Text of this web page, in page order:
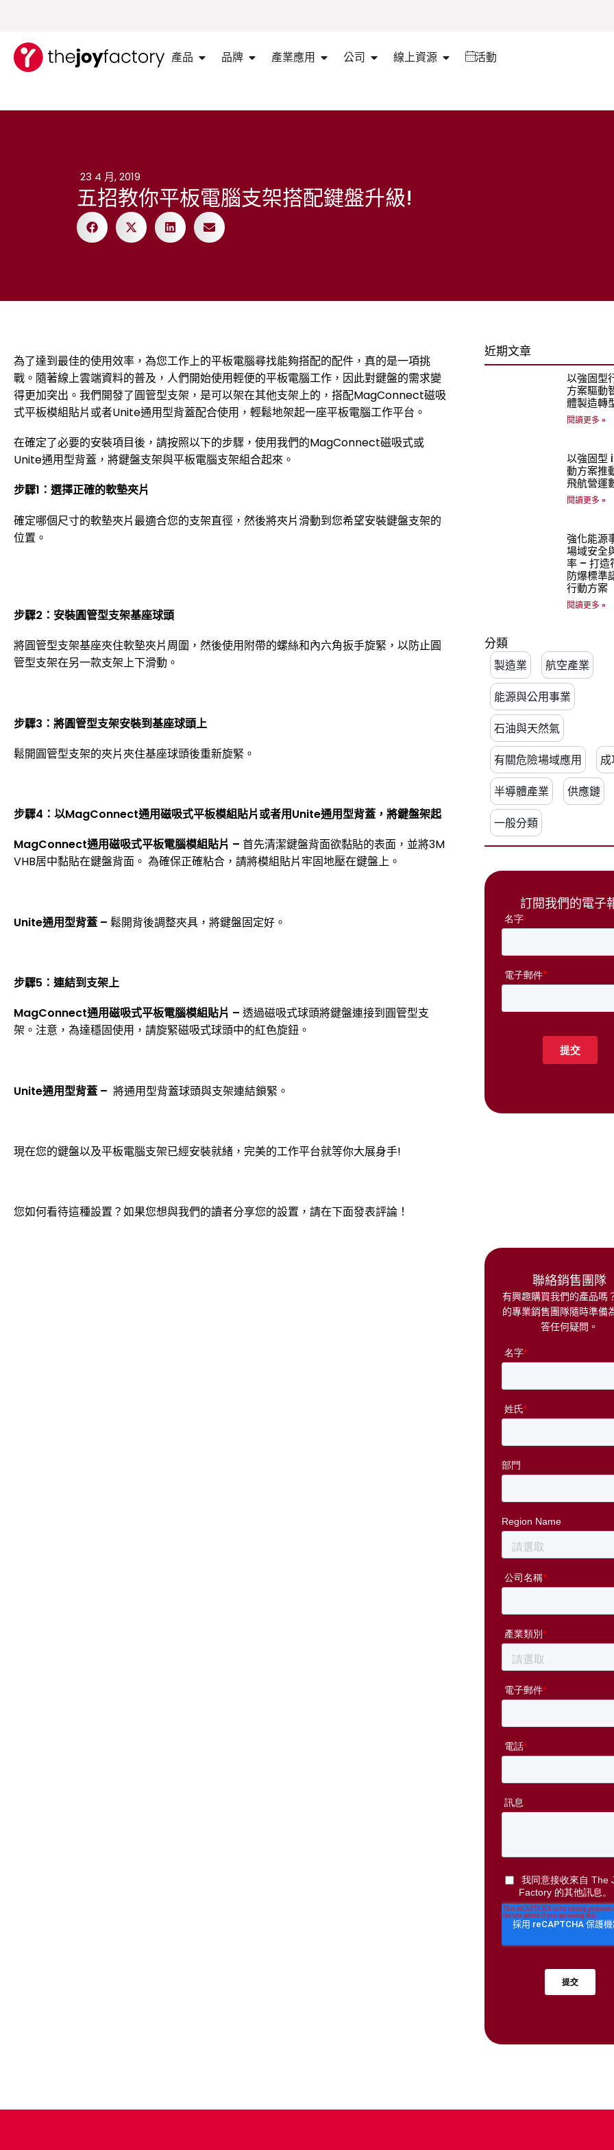
產品 品牌 產業應用 公司 線上資源 活動
23 4 月, 2019
五招教你平板電腦支架搭配鍵盤升級!
為了達到最佳的使用效率，為您工作上的平板電腦尋找能夠搭配的配件，真的是一項挑
戰。隨著線上雲端資料的普及，人們開始使用輕便的平板電腦工作，因此對鍵盤的需求變
得更加突出。我們開發了圓管型支架，是可以架在其他支架上的，搭配MagConnect磁吸
式平板模組貼片或者Unite通用型背蓋配合使用，輕鬆地架起一座平板電腦工作平台。
在確定了必要的安裝項目後，請按照以下的步驟，使用我們的MagConnect磁吸式或
Unite通用型背蓋，將鍵盤支架與平板電腦支架組合起來。
步驟1：選擇正確的軟墊夾片
確定哪個尺寸的軟墊夾片最適合您的支架直徑，然後將夾片滑動到您希望安裝鍵盤支架的
位置。
步驟2：安裝圓管型支架基座球頭
將圓管型支架基座夾住軟墊夾片周圍，然後使用附帶的螺絲和內六角扳手旋緊，以防止圓
管型支架在另一款支架上下滑動。
步驟3：將圓管型支架安裝到基座球頭上
鬆開圓管型支架的夾片夾住基座球頭後重新旋緊。
步驟4：以MagConnect通用磁吸式平板模組貼片或者用Unite通用型背蓋，將鍵盤架起
MagConnect通用磁吸式平板電腦模組貼片 – 首先清潔鍵盤背面欲黏貼的表面，並將3M
VHB居中黏貼在鍵盤背面。 為確保正確粘合，請將模組貼片牢固地壓在鍵盤上。
Unite通用型背蓋 – 鬆開背後調整夾具，將鍵盤固定好。
步驟5：連結到支架上
MagConnect通用磁吸式平板電腦模組貼片 – 透過磁吸式球頭將鍵盤連接到圓管型支
架。注意，為達穩固使用，請旋緊磁吸式球頭中的紅色旋鈕。
Unite通用型背蓋 – 將通用型背蓋球頭與支架連結鎖緊。
現在您的鍵盤以及平板電腦支架已經安裝就緒，完美的工作平台就等你大展身手!
您如何看待這種設置？如果您想與我們的讀者分享您的設置，請在下面發表評論！
近期文章
以強固型
方案驅動
體製造轉
閱讀更多 »
以強固型
動方案推
飛航營運
閱讀更多 »
強化能源
場域安全
率 – 打造
防爆標準
行動方案
閱讀更多 »
分類
製造業 航空產業
能源與公用事業
石油與天然氣
有關危險場域應用 成
半導體產業 供應鏈
一般分類
訂閱我們的電子
聯絡銷售團隊
有興趣購買我們的產品嗎
的專業銷售團隊隨時準備
答任何疑問。